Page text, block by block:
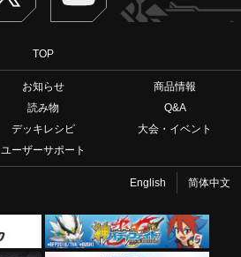
TOP
お知らせ
商品情報
読み物
Q&A
デッキレシピ
大会・イベント
ユーザーサポート
English 简体中文